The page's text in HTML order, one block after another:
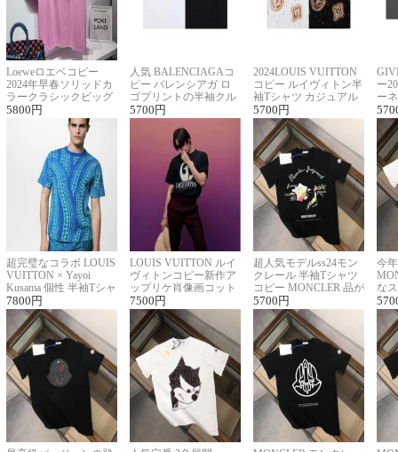
Loeweロエベコピー
2024年早春ソリッドカ
ラークラシックビッグ
ロゴ刺繍Tシャツ
5800 円
人気 BALENCIAGAコ
ピー バレンシアガ ロ
ゴプリントの半袖クル
ーネックTシャツ
5700 円
2024LOUIS VUITTON
コピー ルイヴィトン半
袖Tシャツ カジュアル
に馴染む 2色展開
5700 円
ー
ー
ー
超完璧なコラボ LOUIS
VUITTON × Yayoi
Kusama 個性 半袖Tシャ
ツコピー男女兼用
7800 円
LOUIS VUITTON ルイ
ヴィトンコピー新作ア
ップリケ肖像画コット
ンニット半袖Tシャツ
7500 円
超人気モデルss24モン
クレール 半袖Tシャツ
コピー MONCLER 品が
良く見た目
5700 円
今
な
ル